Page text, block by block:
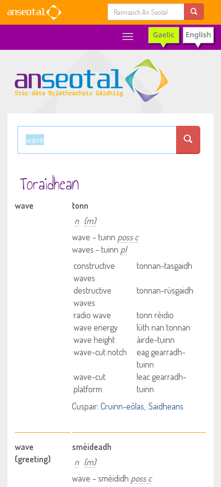
Toggle
navigation
Toraidhean
wave
tonn
n (m)
wave – tuinn poss c
waves - tuinn pl
constructive
waves
tonnan-tasgaidh
destructive
waves
tonnan-rùsgaidh
radio wave
tonn rèidio
wave energy
lùth nan tonnan
wave height
àirde-tuinn
wave-cut notch
eag gearradh-
tuinn
wave-cut
platform
leac gearradh-
tuinn
Cuspair: Cruinn-eòlas Saidheans
wave
(greeting)
smèideadh
n (m)
wave – smèididh poss c